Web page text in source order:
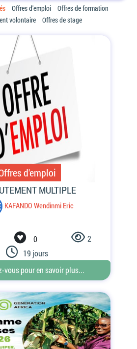
Offres d'emploi
Offres de formation
volontaire
Offres de stage
d'emploi
0
2
19 jours
vous pour en savoir plus...